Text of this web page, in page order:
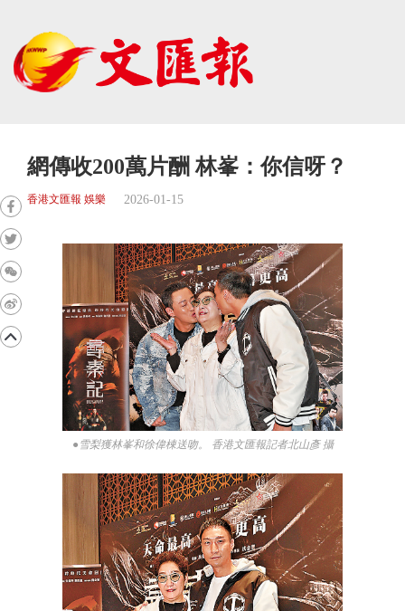
網傳收200萬片酬 林峯：你信呀？
香港文匯報 娛樂 2026-01-15
●雪梨獲林峯和徐偉棟送吻。 香港文匯報記者北山彥 攝